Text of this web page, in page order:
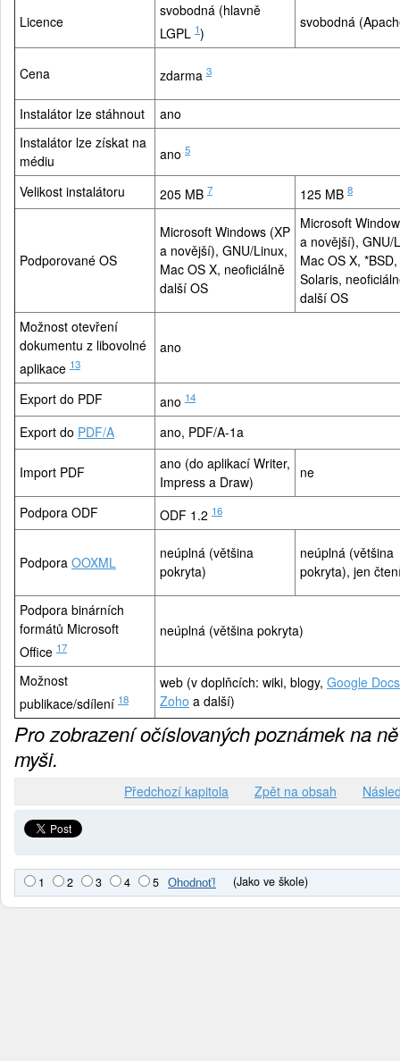
Licence
svobodná (hlavně
LGPL 1)
svobodná
Cena zdarma 3
Instalátor lze stáhnout
ano
Instalátor lze získat na
médiu
ano 5
Velikost instalátoru 205 MB 7 125 MB 8
Podporované OS
Microsoft Windows (XP
a novější), GNU/Linux,
Mac OS X, neoficiálně
další OS
Microsoft
a novější), GNU/
Mac OS X, *BSD,
Solaris,
další OS
Možnost otevření
dokumentu z libovolné
aplikace 13
ano
Export do PDF ano 14
Export do PDF/A ano, PDF/A-1a
Import PDF
ano (do aplikací Writer,
Impress a Draw)
ne
Podpora ODF ODF 1.2 16
Podpora OOXML
neúplná (většina
pokryta)
neúplná (většina
pokryta), jen
Podpora binárních
formátů Microsoft
Office 17
neúplná (většina pokryta)
Možnost
publikace/sdílení 18
web (v doplňcích: wiki, blogy, Google Docs
Zoho a další)
Pro zobrazení očíslovaných poznámek na
myši.
Předchozí kapitola Zpět na obsah
1 2 3 4 5 (Jako ve škole)